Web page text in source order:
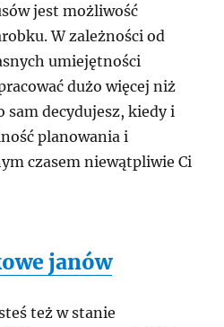
jest możliwość
W zależności od
umiejętności
dużo więcej niż
sam decydujesz, kiedy i
planowania i
czasem niewątpliwie Ci
janów
też w stanie